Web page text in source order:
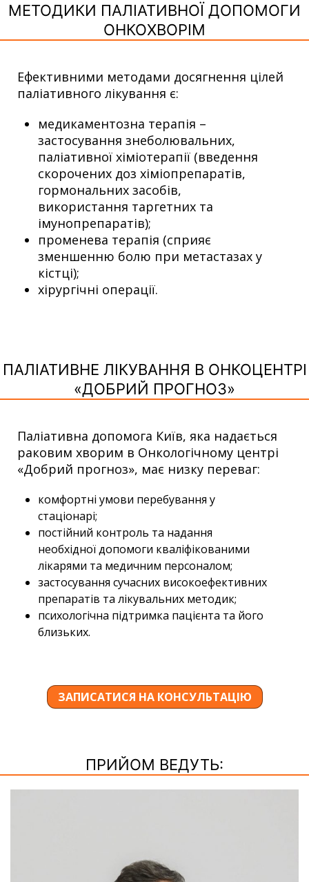
МЕТОДИКИ ПАЛІАТИВНОЇ ДОПОМОГИ
ОНКОХВОРІМ
Ефективними методами досягнення цілей
паліативного лікування є:
медикаментозна терапія –
застосування знеболювальних,
паліативної хіміотерапії (введення
скорочених доз хіміопрепаратів,
гормональних засобів,
використання таргетних та
імунопрепаратів);
променева терапія (сприяє
зменшенню болю при метастазах у
кістці);
хірургічні операції.
ПАЛІАТИВНЕ ЛІКУВАННЯ В ОНКОЦЕНТРІ
«ДОБРИЙ ПРОГНОЗ»
Паліативна допомога Київ, яка надається
раковим хворим в Онкологічному центрі
«Добрий прогноз», має низку переваг:
комфортні умови перебування у
стаціонарі;
постійний контроль та надання
необхідної допомоги кваліфікованими
лікарями та медичним персоналом;
застосування сучасних високоефективних
препаратів та лікувальних методик;
психологічна підтримка пацієнта та його
близьких.
ЗАПИСАТИСЯ НА КОНСУЛЬТАЦІЮ
ПРИЙОМ ВЕДУТЬ: